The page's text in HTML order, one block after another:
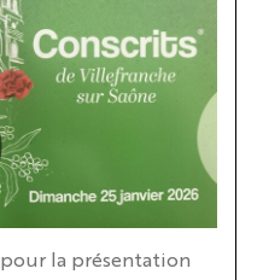
la présentation